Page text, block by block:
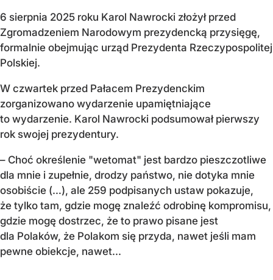
6 sierpnia 2025 roku Karol Nawrocki złożył przed
Zgromadzeniem Narodowym prezydencką przysięgę,
formalnie obejmując urząd Prezydenta Rzeczypospolitej
Polskiej.
W czwartek przed Pałacem Prezydenckim
zorganizowano wydarzenie upamiętniające
to wydarzenie. Karol Nawrocki podsumował pierwszy
rok swojej prezydentury.
– Choć określenie "wetomat" jest bardzo pieszczotliwe
dla mnie i zupełnie, drodzy państwo, nie dotyka mnie
osobiście (…), ale 259 podpisanych ustaw pokazuje,
że tylko tam, gdzie mogę znaleźć odrobinę kompromisu,
gdzie mogę dostrzec, że to prawo pisane jest
dla Polaków, że Polakom się przyda, nawet jeśli mam
pewne obiekcje, nawet...